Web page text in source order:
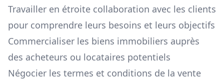
Travailler en étroite collaboration avec les clients
pour comprendre leurs besoins et leurs objectifs
Commercialiser les biens immobiliers auprès
des acheteurs ou locataires potentiels
Négocier les termes et conditions de la vente